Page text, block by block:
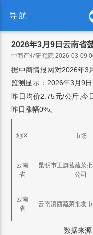
导航
2026年3月9日云南省
中商产业研究院 2026-03-09
据中商情报网对2026年3
监测显示：2026年3月9
昨日均价2.75元/公斤,今
昨日涨幅0%。
地区 市场
云南
省
昆明市王旗营蔬菜
公司
云南
省
云南滇西蔬菜批发
数据来